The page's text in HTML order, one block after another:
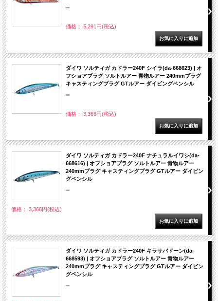
""
価格： 5,291円(税込)
ダイワ ソルティガ カドラー240F シイラ(da-668623) | オ
フショアプラグ ソルトルアー 青物ルアー 240mmプラグ
キャスティングプラグ GTルアー ダイビングペンシル
""
価格： 3,366円(税込)
ダイワ ソルティガ カドラー240F ナチュラルイワシ(da-
668616) | オフショアプラグ ソルトルアー 青物ルアー
240mmプラグ キャスティングプラグ GTルアー ダイビン
グペンシル
""
価格： 3,366円(税込)
ダイワ ソルティガ カドラー240F キラサバドーン(da-
668593) | オフショアプラグ ソルトルアー 青物ルアー
240mmプラグ キャスティングプラグ GTルアー ダイビン
グペンシル
""